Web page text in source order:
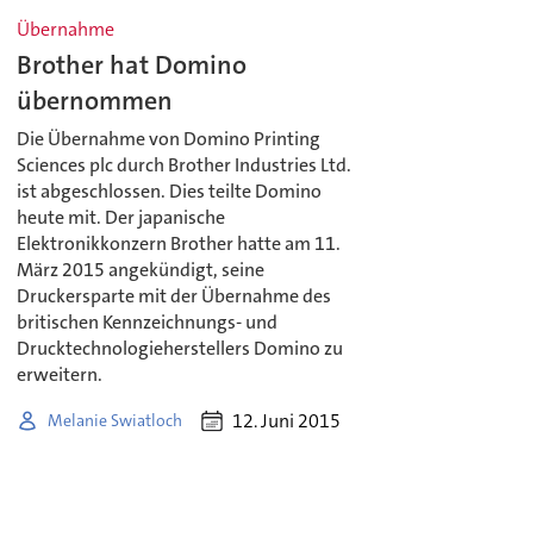
Übernahme
Brother hat Domino
übernommen
Die Übernahme von Domino Printing
Sciences plc durch Brother Industries Ltd.
ist abgeschlossen. Dies teilte Domino
heute mit. Der japanische
Elektronikkonzern Brother hatte am 11.
März 2015 angekündigt, seine
Druckersparte mit der Übernahme des
britischen Kennzeichnungs- und
Drucktechnologieherstellers Domino zu
erweitern.
Melanie Swiatloch 12. Juni 2015